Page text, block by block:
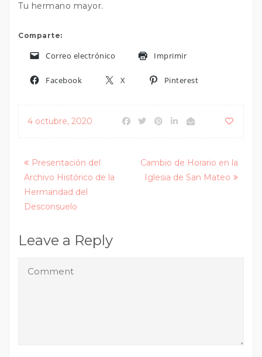
Tu hermano mayor.
Comparte:
Correo electrónico Imprimir
Facebook X Pinterest
4 octubre, 2020
Posts
navigation
Presentación del
Archivo Histórico de la
Hermandad del
Desconsuelo
Cambio de Horario en la
Iglesia de San Mateo
Leave a Reply